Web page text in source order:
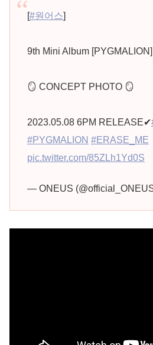
#원어스
9th Mini Album [PYGMALION]
🪞 CONCEPT PHOTO 🪞
2023.05.08 6PM RELEASE✔
#PYGMALION #ERASE_ME
pic.twitter.com/85ZLh1Yd0S
— ONEUS